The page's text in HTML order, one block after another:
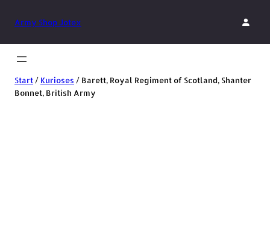
Army Shop Jotex
Start/ Kurioses / Barett, Royal Regiment of Scotland, Shanter
Bonnet, British Army